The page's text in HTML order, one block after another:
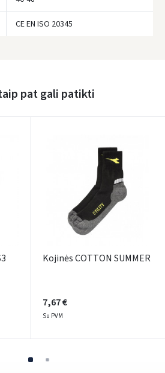
CE EN ISO 20345
pat gali patikti
Kojinės COTTON SUMMER
7,67 €
Su PVM
atsiliepimą
Facebook
paskyros? Registruokites